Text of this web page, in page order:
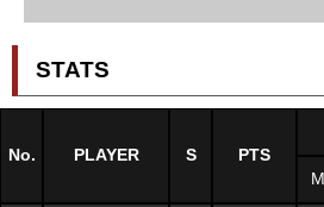
STATS
No. PLAYER S PTS
M